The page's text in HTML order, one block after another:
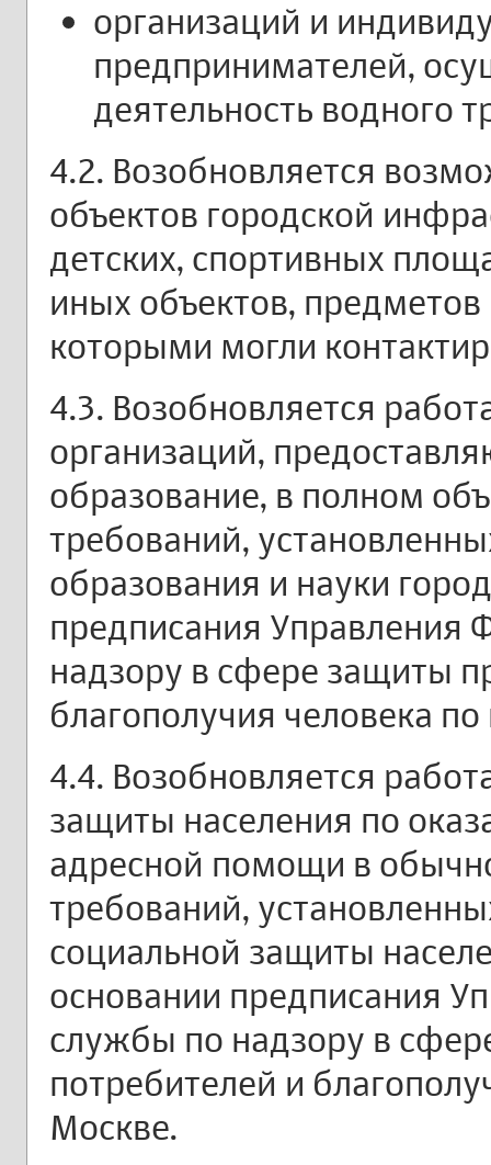
организаций и
предпринимателей,
деятельность водного
4.2. Возобновляется
объектов городской
детских, спортивных
иных объектов,
которыми могли
4.3. Возобновляется
организаций,
образование, в полном
требований,
образования и науки
предписания Управления
надзору в сфере защиты
благополучия человека
4.4. Возобновляется
защиты населения по
адресной помощи в
требований,
социальной защиты
основании предписания
службы по надзору в
потребителей и
Москве.